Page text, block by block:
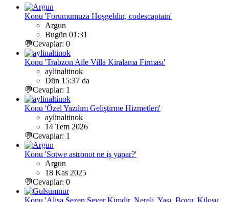
Konu 'Forumumuza Hoşgeldin, codescaptain'
Argun
Bugün 01:31
💬Cevaplar: 0
Konu 'Trabzon Aile Villa Kiralama Firması'
aylinaltinok
Dün 15:37 da
💬Cevaplar: 1
Konu 'Özel Yazılım Geliştirme Hizmetleri'
aylinaltinok
14 Tem 2026
💬Cevaplar: 1
Konu 'Sotwe astronot ne iş yapar?'
Argun
18 Kas 2025
💬Cevaplar: 0
Konu 'Alisa Sezen Sever Kimdir, Nereli, Yaşı, Boyu, Kilosu,